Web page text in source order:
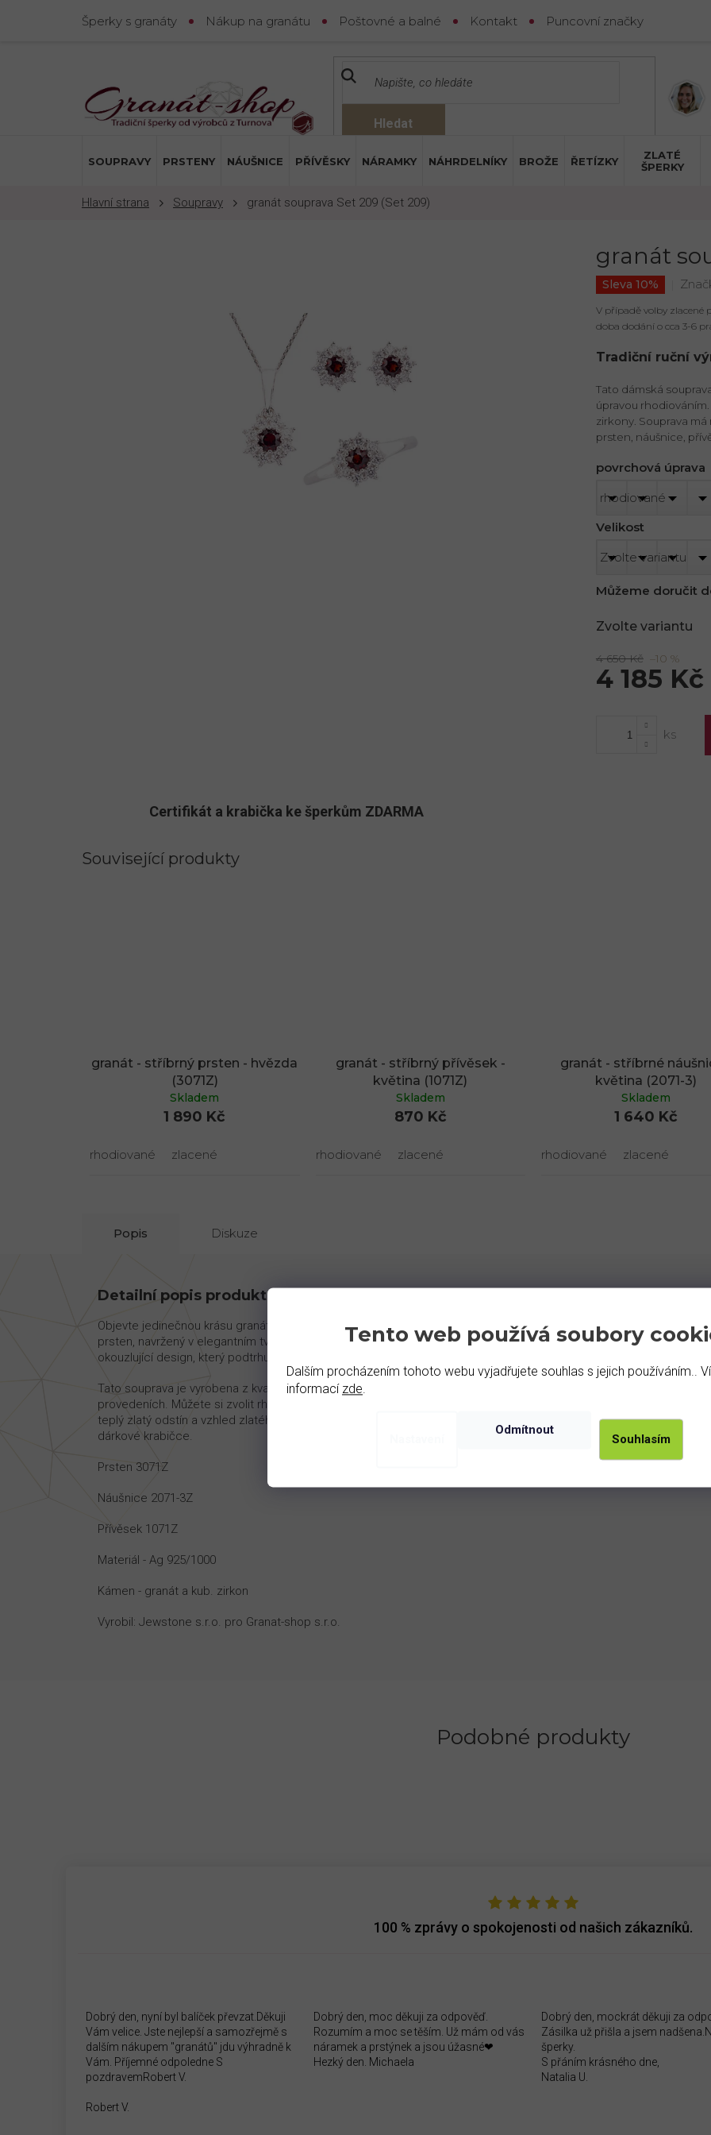
Tento web používá soubory
Dalším procházením tohoto webu vyjadřujete souhlas s jejich používáním..
informací zde.
Odmítnout
Souhlasím
Šperky s granáty Nákup na granátu Poštovné a balné Kontakt Puncovní značky
Hledat
SOUPRAVY PRSTENY NÁUŠNICE PŘÍVĚSKY NÁRAMKY NÁHRDELNÍKY BROŽE ŘETÍZKY
ZLATÉ
ŠPERKY
Soupravy granát souprava Set 209 (Set 209)
granát
Sleva 10%
4 650 Kč –10 %
4 185 Kč
Zvolte variantu
povrchová úprava
Velikost
Můžeme doručit
V případě volby zlacené
doba dodání o cca 3-6
Tradiční ruční
Tato dámská
úpravou
zirkony. Souprava
prsten, náušnice,
Certifikát a krabička ke šperkům ZDARMA
Související produkty
granát - stříbrný prsten - hvězda
(3071Z)
Skladem
1 890 Kč
rhodiované zlacené
granát - stříbrný přívěsek -
květina (1071Z)
Skladem
870 Kč
rhodiované zlacené
granát - stříbrné
květina (2071-3)
Skladem
1 640 Kč
rhodiované zlacené
Popis Diskuze
Detailní popis produktu
Objevte jedinečnou krásu granátové soupravy Set 209, která okouzlí svým půvabem a precizním zpracováním.
prsten, navržený v elegantním tvaru květinové rozety. V jejím středu září sytě červený granát, obklopený třpytivými
okouzlující design, který podtrhuje jedinečnost každé ženy. Je to ideální volba pro ty, kteří hledají luxusní vzhled a
Tato souprava je vyrobena z kvalitního stříbra Ag 925/1000 a pochází z české dílny, kde se klade důraz na
provedeních. Můžete si zvolit rhodiované provedení pro zářivý stříbrný lesk a zvýšenou odolnost proti oxidaci,
teplý zlatý odstín a vzhled zlatého šperku za dostupnější cenu. Pro prsten si velikost snadno zvolíte v hlavičce
dárkové krabičce.
Prsten 3071Z
Náušnice 2071-3Z
Přívěsek 1071Z
Materiál - Ag 925/1000
Kámen - granát a kub. zirkon
Vyrobil: Jewstone s.r.o. pro Granat-shop s.r.o.
Podobné produkty
100 % zprávy o spokojenosti od našich zákazníků.
Dobrý den, nyní byl balíček převzat.Děkuji
Vám velice. Jste nejlepší a samozřejmě s
dalším nákupem "granátů" jdu výhradně k
Vám. Příjemné odpoledne S
pozdravemRobert V.
Robert V.
Dobrý den, moc děkuji za odpověď.
Rozumím a moc se těším. Už mám od vás
náramek a prstýnek a jsou úžasné❤
Hezký den. Michaela
Dobrý den, mockrát děkuji za
Zásilka už přišla a jsem
šperky.
S přáním krásného dne,
Natalia U.